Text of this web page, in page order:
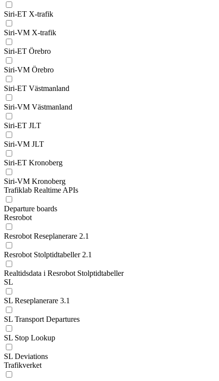
Siri-ET X-trafik
Siri-VM X-trafik
Siri-ET Örebro
Siri-VM Örebro
Siri-ET Västmanland
Siri-VM Västmanland
Siri-ET JLT
Siri-VM JLT
Siri-ET Kronoberg
Siri-VM Kronoberg
Trafiklab Realtime APIs
Departure boards
Resrobot
Resrobot Reseplanerare 2.1
Resrobot Stolptidtabeller 2.1
Realtidsdata i Resrobot Stolptidtabeller
SL
SL Reseplanerare 3.1
SL Transport Departures
SL Stop Lookup
SL Deviations
Trafikverket